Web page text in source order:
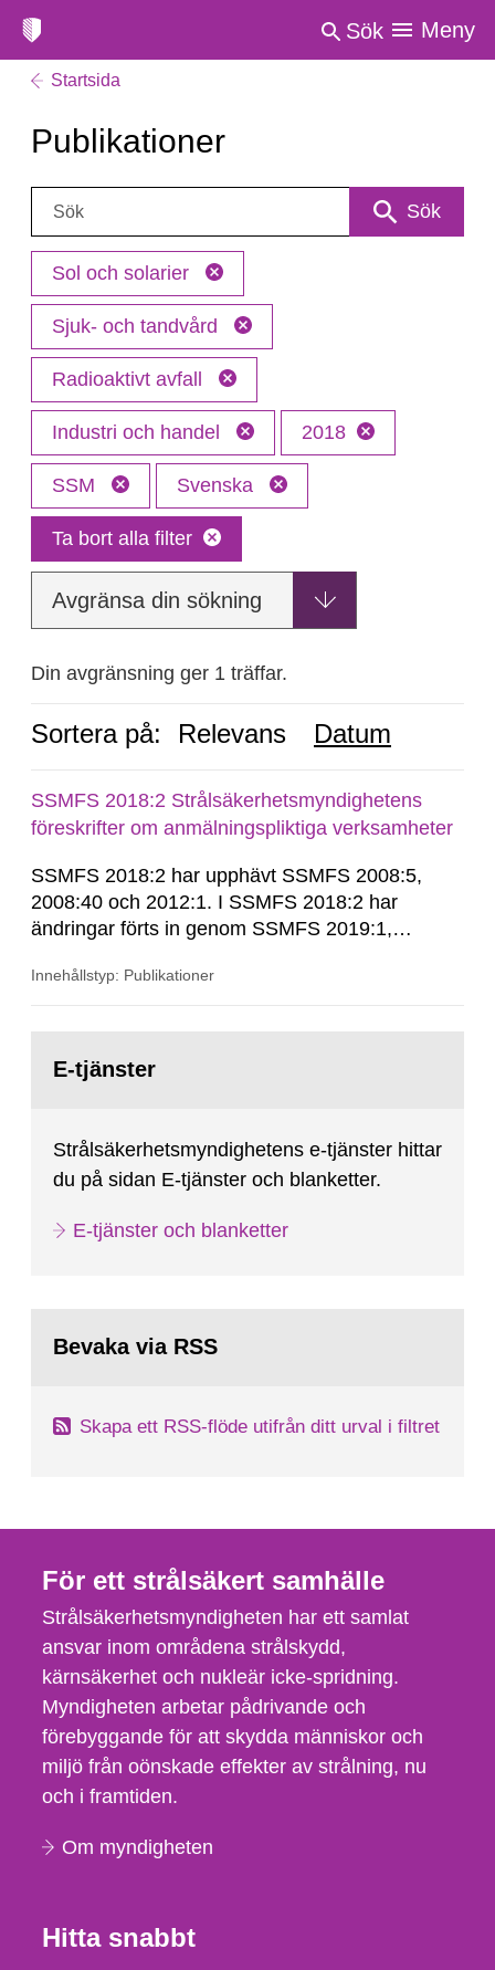
Sök Meny
Startsida
Publikationer
Sök: Sök
Sol och solarier
Sjuk- och tandvård
Radioaktivt avfall
Industri och handel 2018
SSM Svenska
Ta bort alla filter
Avgränsa din sökning
Din avgränsning ger 1 träffar.
Sortera på: Relevans Datum
SSMFS 2018:2 Strålsäkerhetsmyndighetens
föreskrifter om anmälningspliktiga verksamheter
SSMFS 2018:2 har upphävt SSMFS 2008:5,
2008:40 och 2012:1. I SSMFS 2018:2 har
ändringar förts in genom SSMFS 2019:1,
Innehållstyp: Publikationer
sida:E-tjänster
Strålsäkerhetsmyndighetens e-tjänster hittar
du på sidan E-tjänster och blanketter.
E-tjänster och blanketter
Bevaka via RSS
Skapa ett RSS-flöde utifrån ditt urval i filtret
För ett strålsäkert samhälle
Strålsäkerhetsmyndigheten har ett samlat
ansvar inom områdena strålskydd,
kärnsäkerhet och nukleär icke-spridning.
Myndigheten arbetar pådrivande och
förebyggande för att skydda människor och
miljö från oönskade effekter av strålning, nu
och i framtiden.
Om myndigheten
Hitta snabbt